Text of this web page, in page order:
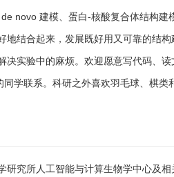
novo 建模、蛋白-核酸复合体结构
地结合起来，发展既好用又可靠的结
决实验中的麻烦。欢迎愿意写代码、
学联系。科研之外喜欢羽毛球、棋类
研究所人工智能与计算生物学中心及